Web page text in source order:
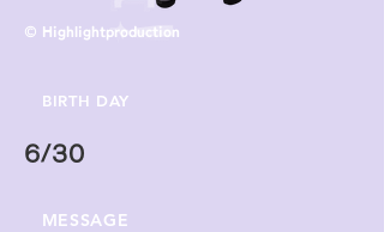
© Highlightproduction
BIRTH DAY
6/30
MESSAGE